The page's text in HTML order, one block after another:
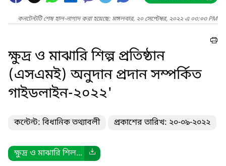
কনটেন্টটি শেষ হাল-নাগাদ করা হয়েছে: মঙ্গলবার, ২০ সেপ্টেম্বর, ২০২২ এ ০৩:০৩ PM
ক্ষুদ্র ও মাঝারি শিল্প প্রতিষ্ঠান
(এসএমই) অনুদান প্রদান সম্পর্কিত
গাইডলাইন-২০২২'
কন্টেন্ট: বিধানিক তথ্যাবলী প্রকাশের তারিখ: ২০-০৯-২০২২
ক্ষুদ্র ও মাঝারি শিল...